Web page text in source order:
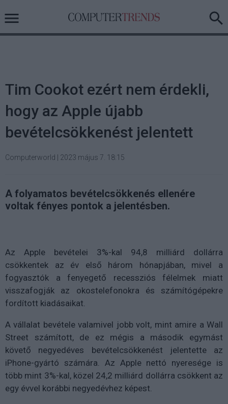
Tim Cookot ezért nem érdekli,
hogy az Apple újabb
bevételcsökkenést jelentett
Computerworld 2023 május 7. 18:15
A folyamatos bevételcsökkenés ellenére
voltak fényes pontok a jelentésben.
Az Apple bevételei 3%-kal 94,8 milliárd dollárra
csökkentek az év első három hónapjában, mivel a
fogyasztók a fenyegető recessziós félelmek miatt
visszafogják az okostelefonokra és számítógépekre
fordított kiadásaikat.
A vállalat bevétele valamivel jobb volt, mint amire a Wall
Street számított, de ez mégis a második egymást
követő negyedéves bevételcsökkenést jelentette az
iPhone-gyártó számára. Az Apple nettó nyeresége is
több mint 3%-kal, közel 24,2 milliárd dollárra csökkent az
egy évvel korábbi negyedévhez képest.